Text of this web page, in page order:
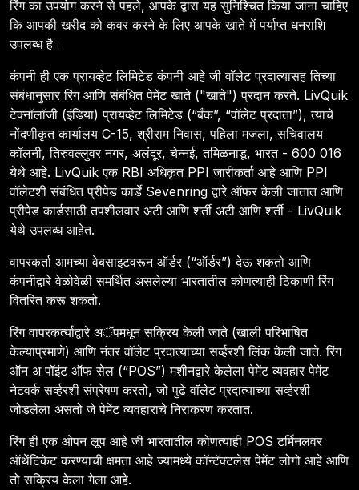
रिंग का उपयोग करने से पहले, आपके द्वारा यह सुनिश्चित किया जाना चाहिए
कि आपकी खरीद को कवर करने के लिए आपके खाते में पर्याप्त धनराशि
उपलब्ध है।
कंपनी ही एक प्रायव्हेट लिमिटेड कंपनी आहे जी वॉलेट प्रदात्यासह तिच्या
संबंधानुसार रिंग आणि संबंधित पेमेंट खाते ("खाते") प्रदान करते. LivQuik
टेक्नॉलॉजी (इंडिया) प्रायव्हेट लिमिटेड (“बँक”, “वॉलेट प्रदाता”), त्याचे
नोंदणीकृत कार्यालय C-15, श्रीराम निवास, पहिला मजला, सचिवालय
कॉलनी, तिरुवल्लुवर नगर, अलंदूर, चेन्नई, तमिळनाडू, भारत - 600 016
येथे आहे. LivQuik एक RBI अधिकृत PPI जारीकर्ता आहे आणि PPI
वॉलेटशी संबंधित प्रीपेड कार्डे Sevenring द्वारे ऑफर केली जातात आणि
प्रीपेड कार्डसाठी तपशीलवार अटी आणि शर्ती अटी आणि शर्ती - LivQuik
येथे उपलब्ध आहेत.
वापरकर्ता आमच्या वेबसाइटवरून ऑर्डर (“ऑर्डर”) देऊ शकतो आणि
कंपनीद्वारे वेळोवेळी समर्थित असलेल्या भारतातील कोणत्याही ठिकाणी रिंग
वितरित करू शकतो.
रिंग वापरकर्त्याद्वारे अॅपमधून सक्रिय केली जाते (खाली परिभाषित
केल्याप्रमाणे) आणि नंतर वॉलेट प्रदात्याच्या सर्व्हरशी लिंक केली जाते. रिंग
ऑन अ पॉइंट ऑफ सेल (“POS”) मशीनद्वारे केलेला पेमेंट व्यवहार पेमेंट
नेटवर्क सर्व्हरशी संप्रेषण करतो, जो पुढे वॉलेट प्रदात्याच्या सर्व्हरशी
जोडलेला असतो जे पेमेंट व्यवहाराचे निराकरण करतात.
रिंग ही एक ओपन लूप आहे जी भारतातील कोणत्याही POS टर्मिनलवर
ऑथेंटिकेट करण्याची क्षमता आहे ज्यामध्ये कॉन्टॅक्टलेस पेमेंट लोगो आहे आणि
तो सक्रिय केला गेला आहे.